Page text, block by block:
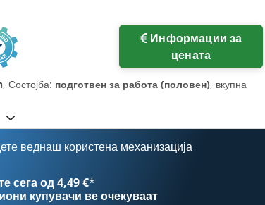
цената
, Состојба: подготвен за работа (половен), вкупна
веднаш користена механизација
сега од 4,49 €*
купувачи ве очекуваат